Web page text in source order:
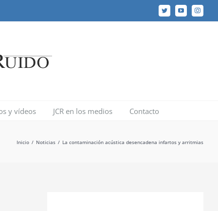
TwitterYouTube
y vídeos JCR en los medios Contacto
Inicio / Noticias / La contaminación acústica desencadena infartos y arritmias